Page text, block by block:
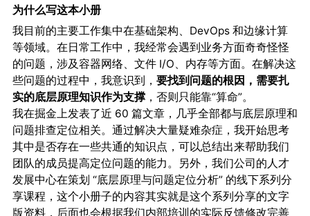
为什么写这本小册
我目前的主要工作集中在基础架构、DevOps 和边缘计算
等领域。在日常工作中，我经常会遇到业务方面奇奇怪怪
的问题，涉及容器网络、文件 I/O、内存等方面。在解决这
些问题的过程中，我意识到， 要找到问题的根因，需要扎
实的底层原理知识作为支撑，否则只能靠“算命”。
我在掘金上发表了近 60 篇文章，几乎全部都与底层原理和
问题排查定位相关。通过解决大量疑难杂症，我开始思考
其中是否存在一些共通的知识点，可以总结出来帮助我们
团队的成员提高定位问题的能力。另外，我们公司的人才
发展中心在策划 “底层原理与问题定位分析” 的线下系列分
享课程，这个小册子的内容其实就是这个系列分享的文字
版资料，后面也会根据我们内部培训的实际反馈修改完善